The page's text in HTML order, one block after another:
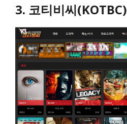
3. 코티비씨(KOTBC)